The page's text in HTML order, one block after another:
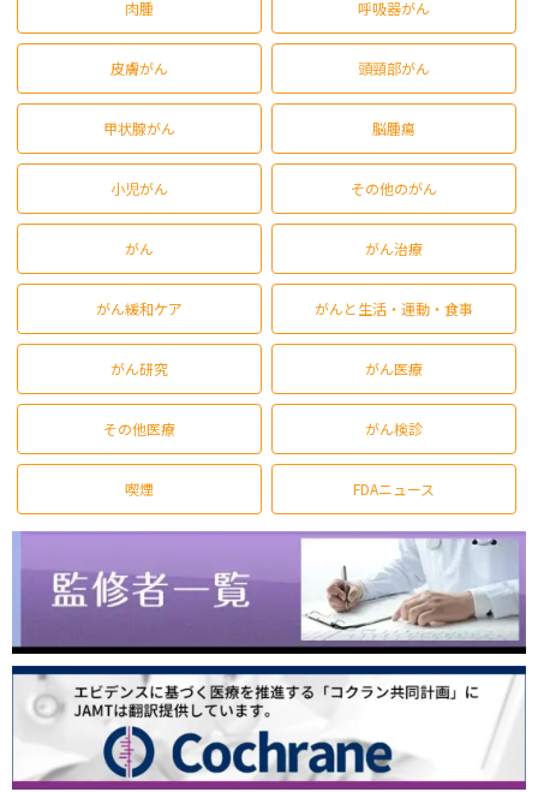
肉腫 呼吸器がん
皮膚がん 頭頸部がん
甲状腺がん 脳腫瘍
小児がん その他のがん
がん がん治療
がん緩和ケア がんと生活・運動・食事
がん研究 がん医療
その他医療 がん検診
喫煙 FDAニュース